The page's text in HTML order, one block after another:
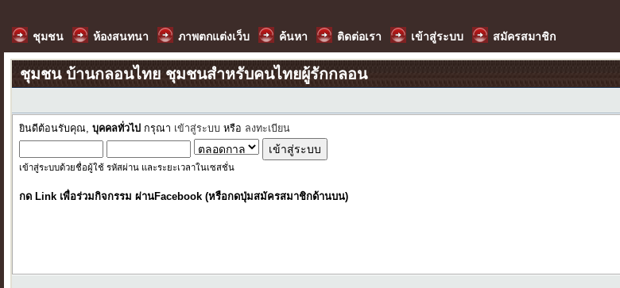
ชุมชน ห้องสนทนา ภาพตกแต่งเว็บ ค้นหา ติดต่อเรา เข้าสู่ระบบ สมัครสมาชิก
ชุมชน บ้านกลอนไทย ชุมชนสำหรับคนไทยผู้รักกลอน
ยินดีต้อนรับคุณ,บุคคลทั่วไป กรุณา เข้าสู่ระบบ หรือ ลงทะเบียน
เข้าสู่ระบบด้วยชื่อผู้ใช้ รหัสผ่าน และระยะเวลาในเซสชั่น
กด Link เพื่อร่วมกิจกรรม ผ่านFacebook (หรือกดปุ่มสมัครสมาชิกด้านบน)